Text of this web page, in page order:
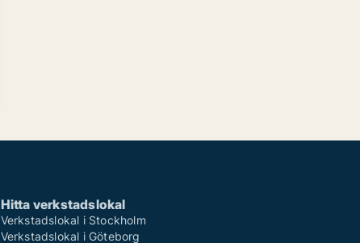
Hitta verkstadslokal
Verkstadslokal i Stockholm
Verkstadslokal i Göteborg